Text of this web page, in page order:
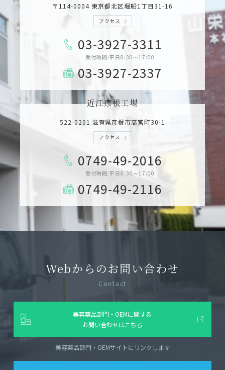
〒114-0004 東京都北区堀船1丁目31­-16
アクセス
03-3927-3311
受付時間:平日8:30～17:00
03-3927-2337
近江彦根工場
522-0201 滋賀県彦根市高宮町30-1
アクセス
0749-49-2016
受付時間:平日8:30～17:00
0749-49-2116
Webからのお問い合わせ
Contact
美容薬品部門・OEMに関する
お問い合わせはこちら
美容薬品部門・OEMサイトにリンクします